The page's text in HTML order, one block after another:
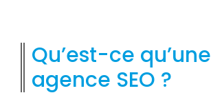
Qu’est-ce qu’une
agence SEO ?